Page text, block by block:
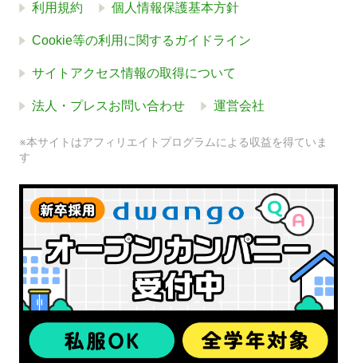
利用規約 個人情報保護基本方針
Cookie等の利用に関するガイドライン
サイトアクセス情報の取得について
法人・プレスお問い合わせ 運営会社
※本サイトはアフィリエイトプログラムによる収益を得ていま
す